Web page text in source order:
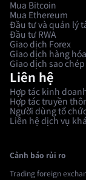
Mua Bitcoin
Mua Ethereum
Đầu tư và quản lý
Đầu tư RWA
Giao dịch Forex
Giao dịch hàng hóa
Giao dịch sao chép
Liên hệ
Hợp tác kinh
Hợp tác truyền
Người dùng tổ
Liên hệ dịch vụ
Cảnh báo rủi ro
Trading foreign